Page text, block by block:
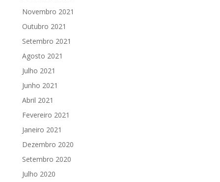
Novembro 2021
Outubro 2021
Setembro 2021
Agosto 2021
Julho 2021
Junho 2021
Abril 2021
Fevereiro 2021
Janeiro 2021
Dezembro 2020
Setembro 2020
Julho 2020